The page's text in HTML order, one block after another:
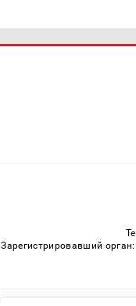
Зарегистрировавший